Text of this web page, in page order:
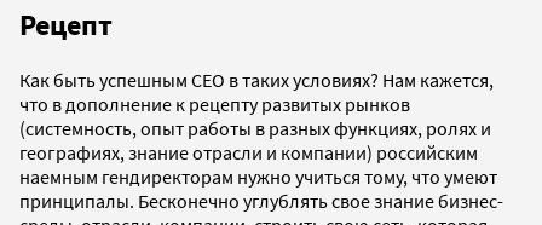
Рецепт
Как быть успешным СЕО в таких условиях? Нам кажется,
что в дополнение к рецепту развитых рынков
(системность, опыт работы в разных функциях, ролях и
географиях, знание отрасли и компании) российским
наемным гендиректорам нужно учиться тому, что умеют
принципалы. Бесконечно углублять свое знание бизнес-